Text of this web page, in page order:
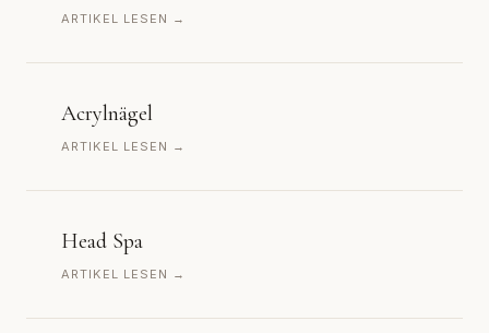
ARTIKEL LESEN →
Acrylnägel
ARTIKEL LESEN →
Head Spa
ARTIKEL LESEN →